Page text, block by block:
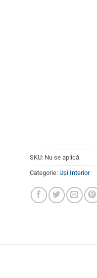
SKU: Nu se aplică
Categorie: Uși Interior